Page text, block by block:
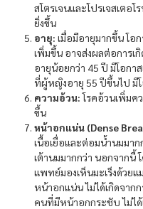
สโตรเจนและโปรเจสเตอ
ยิ่งขึ้น
อายุ: เมื่อมีอายุมากขึ้น โอ
เพิ่มขึ้น อาจส่งผลต่อการเ
อายุน้อยกว่า 45 ปี มีโอกา
ที่ผู้หญิงอายุ 55 ปีขึ้นไป มีโ
ความอ้วน:โรคอ้วนเพิ่มคว
ขึ้น
หน้าอกแน่น (Dense
เนื้อเยื่อและต่อมน้ำนมมาก
เต้านมมากกว่า นอกจากนี้
แพทย์มองเห็นมะเร็งด้วยแ
หน้าอกแน่น ไม่ได้เกิดจาก
คนที่มีหน้าอกกระชับ ไม่ไ